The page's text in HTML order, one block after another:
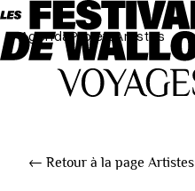
AgendaProjetsArtistes
← Retour à la page Artistes